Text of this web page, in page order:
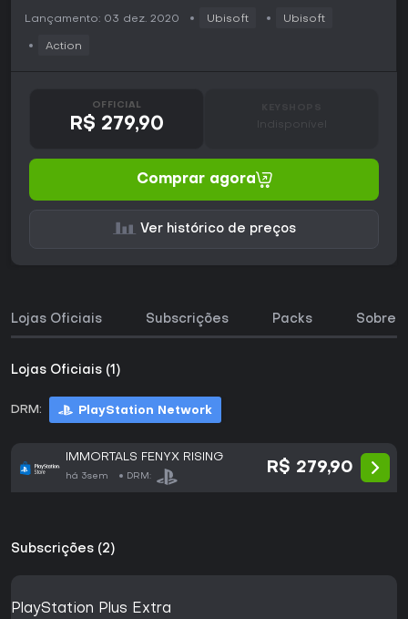
Lançamento: 03 dez. 2020 Ubisoft Ubisoft
Action
OFFICIAL
R$ 279,90 Indisponível
Comprar agora
Ver histórico de preços
Lojas Oficiais Subscrições Packs Sobre
Lojas Oficiais (1)
DRM: PlayStation Network
IMMORTALS FENYX RISING
há 3sem DRM:
R$ 279,90
Subscrições (2)
PlayStation Plus Extra